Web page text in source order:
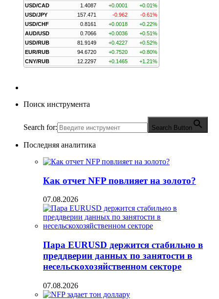
USD/CAD
1.4087 +0.0001
+0.01%
USD/JPY
157.471 -0.962
-0.61%
USD/CHF
0.8161 +0.0018
+0.22%
AUD/USD
0.7066 +0.0036
+0.51%
USD/RUB
81.9149 +0.4227
+0.52%
EUR/RUB
94.6720 +0.7520
+0.80%
CNY/RUB
12.2297 +0.1465 +1.21%
Поиск инструмента
Search for: Search Button
Последняя аналитика
Как отчет NFP повлияет на золото?
07.08.2026
Пара EURUSD держится стабильно в
преддверии данных по занятости в
несельскохозяйственном секторе
07.08.2026